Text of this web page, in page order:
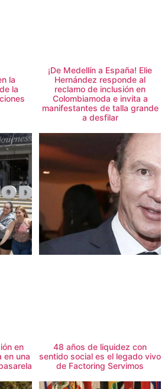
la
la
¡De Medellín a España! Elie
Hernández responde al
reclamo de inclusión en
Colombiamoda e invita a
manifestantes de talla grande
a desfilar
en
en una
48 años de liquidez con
sentido social es el legado vivo
de Factoring Servimos